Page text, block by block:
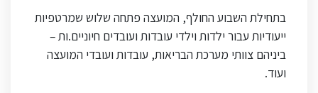
בתחילת השבוע החולף, המועצה פתחה שלוש שמרטפיות
ייעודיות עבור ילדות וילדי עובדות ועובדים חיוניים.ות –
ביניהם צוותי מערכת הבריאות, עובדות ועובדי המועצה
ועוד.